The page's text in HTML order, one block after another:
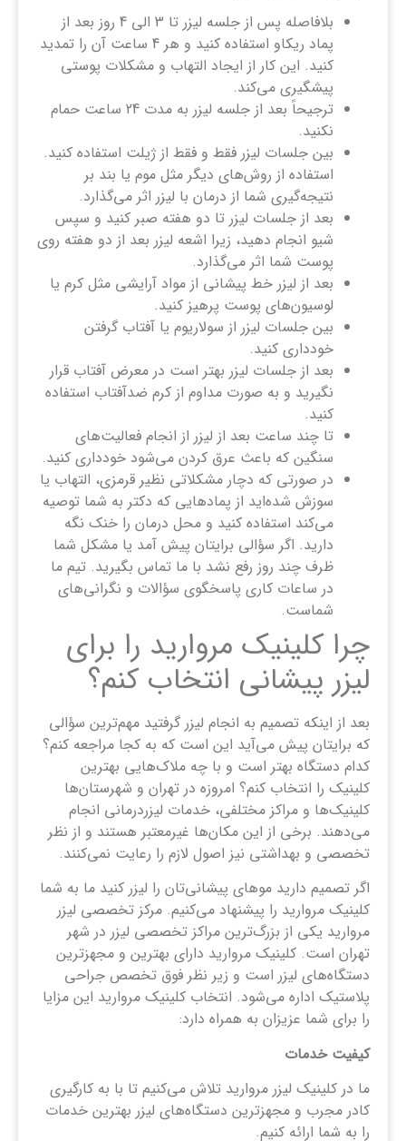
بلافاصله پس از جلسه لیزر تا 3 الی 4 روز بعد از
پماد ریکاو استفاده کنید و هر 4 ساعت آن را تمدید
کنید. این کار از ایجاد التهاب و مشکلات پوستی
پیشگیری می‌کند.
ترجیحاً بعد از جلسه لیزر به مدت 24 ساعت حمام
نکنید.
بین جلسات لیزر فقط و فقط از ژیلت استفاده کنید.
استفاده از روش‌های دیگر مثل موم یا بند بر
نتیجه‌گیری شما از درمان با لیزر اثر می‌گذارد.
بعد از جلسات لیزر تا دو هفته صبر کنید و سپس
شیو انجام دهید، زیرا اشعه لیزر بعد از دو هفته روی
پوست شما اثر می‌گذارد.
بعد از لیزر خط پیشانی از مواد آرایشی مثل کرم یا
لوسیون‌های پوست پرهیز کنید.
بین جلسات لیزر از سولاریوم یا آفتاب گرفتن
خودداری کنید.
بعد از جلسات لیزر بهتر است در معرض آفتاب قرار
نگیرید و به صورت مداوم از کرم ضدآفتاب استفاده
کنید.
تا چند ساعت بعد از لیزر از انجام فعالیت‌های
سنگین که باعث عرق کردن می‌شود خودداری کنید.
در صورتی که دچار مشکلاتی نظیر قرمزی، التهاب یا
سوزش شده‌اید از پمادهایی که دکتر به شما توصیه
می‌کند استفاده کنید و محل درمان را خنک نگه
دارید. اگر سؤالی برایتان پیش آمد یا مشکل شما
ظرف چند روز رفع نشد با ما تماس بگیرید. تیم ما
در ساعات کاری پاسخگوی سؤالات و نگرانی‌های
شماست.
چرا کلینیک مروارید را برای
لیزر پیشانی انتخاب کنم؟
بعد از اینکه تصمیم به انجام لیزر گرفتید مهم‌ترین سؤالی
که برایتان پیش می‌آید این است که به کجا مراجعه کنم؟
کدام دستگاه بهتر است و با چه ملاک‌هایی بهترین
کلینیک را انتخاب کنم؟ امروزه در تهران و شهرستان‌ها
کلینیک‌ها و مراکز مختلفی، خدمات لیزردرمانی انجام
می‌دهند. برخی از این مکان‌ها غیرمعتبر هستند و از نظر
تخصصی و بهداشتی نیز اصول لازم را رعایت نمی‌کنند.
اگر تصمیم دارید موهای پیشانی‌تان را لیزر کنید ما به شما
کلینیک مروارید را پیشنهاد می‌کنیم. مرکز تخصصی لیزر
مروارید یکی از بزرگ‌ترین مراکز تخصصی لیزر در شهر
تهران است. کلینیک مروارید دارای بهترین و مجهزترین
دستگاه‌های لیزر است و زیر نظر فوق تخصص جراحی
پلاستیک اداره می‌شود. انتخاب کلینیک مروارید این مزایا
را برای شما عزیزان به همراه دارد:
کیفیت خدمات
ما در کلینیک لیزر مروارید تلاش می‌کنیم تا با به کارگیری
کادر مجرب و مجهزترین دستگاه‌های لیزر بهترین خدمات
را به شما ارائه کنیم.